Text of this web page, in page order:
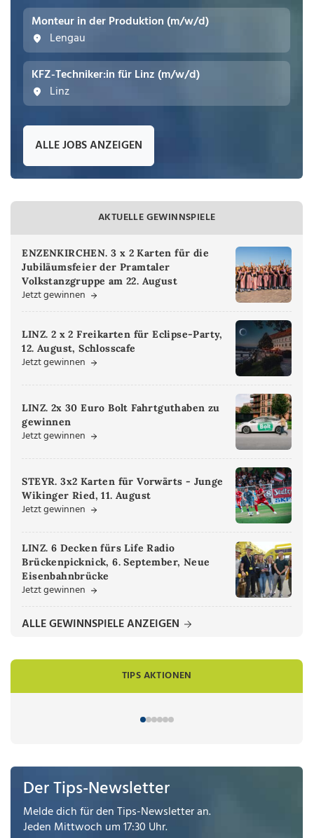
Monteur in der Produktion (m/w/d)
Lengau
KFZ-Techniker:in für Linz (m/w/d)
Linz
ALLE JOBS ANZEIGEN
AKTUELLE GEWINNSPIELE
ENZENKIRCHEN. 3 x 2 Karten für die
Jubiläumsfeier der Pramtaler
Volkstanzgruppe am 22. August
Jetzt gewinnen
LINZ. 2 x 2 Freikarten für Eclipse-Party,
12. August, Schlosscafe
Jetzt gewinnen
LINZ. 2x 30 Euro Bolt Fahrtguthaben zu
gewinnen
Jetzt gewinnen
STEYR. 3x2 Karten für Vorwärts - Junge
Wikinger Ried, 11. August
Jetzt gewinnen
LINZ. 6 Decken fürs Life Radio
Brückenpicknick, 6. September, Neue
Eisenbahnbrücke
Jetzt gewinnen
ALLE GEWINNSPIELE ANZEIGEN
TIPS AKTIONEN
Der Tips-Newsletter
Melde dich für den Tips-Newsletter an.
Jeden Mittwoch um 17:30 Uhr.